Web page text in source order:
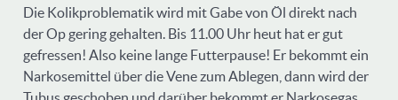
Die Kolikproblematik wird mit Gabe von Öl direkt nach
der Op gering gehalten. Bis 11.00 Uhr heut hat er gut
gefressen! Also keine lange Futterpause! Er bekommt ein
Narkosemittel über die Vene zum Ablegen, dann wird der